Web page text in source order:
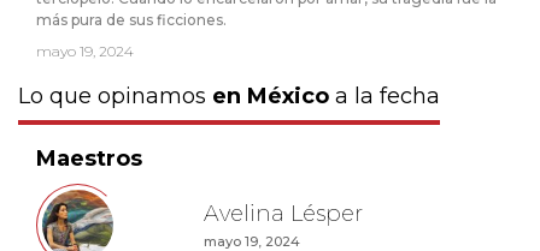
más pura de sus ficciones.
mayo 19, 2024
Lo que opinamos en México a la fecha
Maestros
Avelina Lésper
mayo 19, 2024